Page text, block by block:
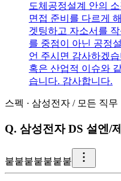
도체공정설계 안의
면접 준비를 다르게
겟팅하고 자소서를
를 중점이 아닌 공정
언 주시면 감사하겠
혹은 산업적 이슈와
습니다. 감사합니다.
스펙 · 삼성전자 / 모든 직무
Q. 삼성전자 DS 설엔/
붙붙붙붙붙붙붙